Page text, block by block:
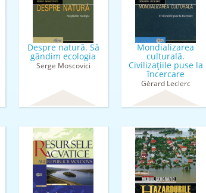
Despre natură. Să
gândim ecologia
Serge Moscovici
Mondializarea
culturală.
Civilizaţiile puse la
încercare
Gèrard Leclerc